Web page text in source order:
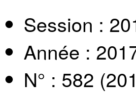
Session :
Année :
N° : 582